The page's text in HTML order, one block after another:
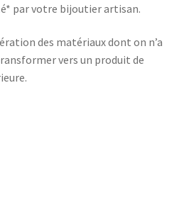
par votre bijoutier artisan.
des matériaux dont on n’a
vers un produit de